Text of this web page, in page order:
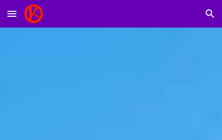
Skip to main content Skip to navigation